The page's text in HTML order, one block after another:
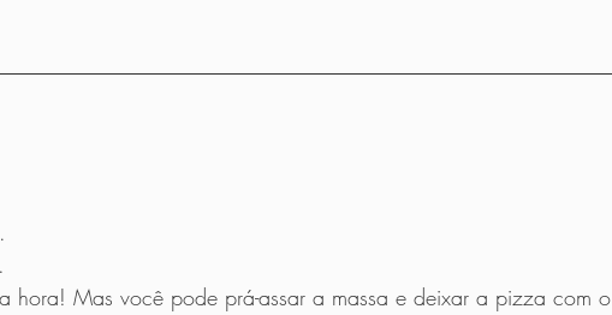
hora! Mas você pode prá-assar a massa e deixar a pizza com o